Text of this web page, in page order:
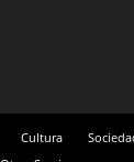
Cultura